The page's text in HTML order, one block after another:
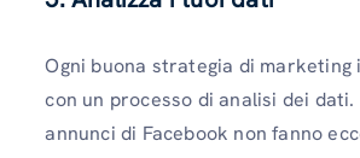
Ogni buona strategia di marketing
con un processo di analisi dei dati.
annunci di Facebook non fanno